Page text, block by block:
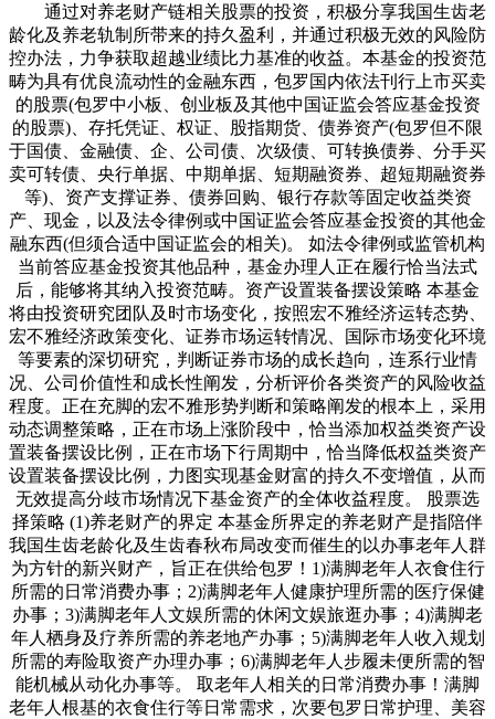
通过对养老财产链相关股票的投资，积极分享我国生齿老
龄化及养老轨制所带来的持久盈利，并通过积极无效的风险防
控办法，力争获取超越业绩比力基准的收益。本基金的投资范
畴为具有优良流动性的金融东西，包罗国内依法刊行上市买卖
的股票(包罗中小板、创业板及其他中国证监会答应基金投资
的股票)、存托凭证、权证、股指期货、债券资产(包罗但不限
于国债、金融债、企、公司债、次级债、可转换债券、分手买
卖可转债、央行单据、中期单据、短期融资券、超短期融资券
等)、资产支撑证券、债券回购、银行存款等固定收益类资
产、现金，以及法令律例或中国证监会答应基金投资的其他金
融东西(但须合适中国证监会的相关)。 如法令律例或监管机构
当前答应基金投资其他品种，基金办理人正在履行恰当法式
后，能够将其纳入投资范畴。资产设置装备摆设策略 本基金
将由投资研究团队及时市场变化，按照宏不雅经济运转态势、
宏不雅经济政策变化、证券市场运转情况、国际市场变化环境
等要素的深切研究，判断证券市场的成长趋向，连系行业情
况、公司价值性和成长性阐发，分析评价各类资产的风险收益
程度。正在充脚的宏不雅形势判断和策略阐发的根本上，采用
动态调整策略，正在市场上涨阶段中，恰当添加权益类资产设
置装备摆设比例，正在市场下行周期中，恰当降低权益类资产
设置装备摆设比例，力图实现基金财富的持久不变增值，从而
无效提高分歧市场情况下基金资产的全体收益程度。 股票选
择策略 (1)养老财产的界定 本基金所界定的养老财产是指陪伴
我国生齿老龄化及生齿春秋布局改变而催生的以办事老年人群
为方针的新兴财产，旨正在供给包罗！1)满脚老年人衣食住行
所需的日常消费办事；2)满脚老年人健康护理所需的医疗保健
办事；3)满脚老年人文娱所需的休闲文娱旅逛办事；4)满脚老
年人栖身及疗养所需的养老地产办事；5)满脚老年人收入规划
所需的寿险取资产办理办事；6)满脚老年人步履未便所需的智
能机械从动化办事等。 取老年人相关的日常消费办事！满脚
老年人根基的衣食住行等日常需求，次要包罗日常护理、美容